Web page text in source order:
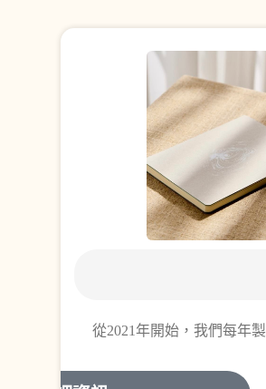
從2021年開始，我們每年